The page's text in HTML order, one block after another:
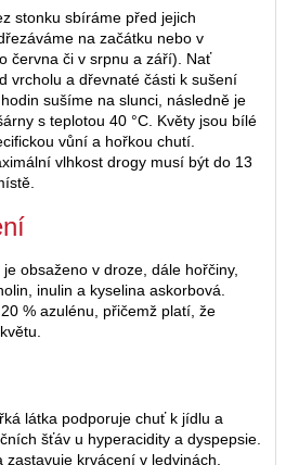
stonku sbíráme před jejich
na začátku nebo v
června či v srpnu a září). Nať
vrcholu a dřevnaté části k sušení
sušíme na slunci, následně je
s teplotou 40 °C. Květy jsou bílé
vůní a hořkou chutí.
vlhkost drogy musí být do 13
obsaženo v droze, dále hořčiny,
inulin a kyselina askorbová.
% azulénu, přičemž platí, že
látka podporuje chuť k jídlu a
šťáv u hyperacidity a dyspepsie.
krvácení v ledvinách,